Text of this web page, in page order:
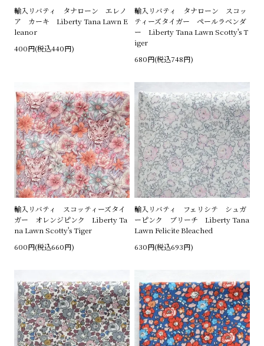
輸入リバティ タナローン エレノ
ア カーキ Liberty Tana Lawn E
leanor
400円(税込440円)
輸入リバティ タナローン スコッ
ティーズタイガー ペールラベンダ
ー Liberty Tana Lawn Scotty's T
iger
680円(税込748円)
輸入リバティ スコッティーズタイ
ガー オレンジピンク Liberty Ta
na Lawn Scotty's Tiger
600円(税込660円)
輸入リバティ フェリシテ シュガ
ーピンク ブリーチ Liberty Tana
Lawn Felicite Bleached
630円(税込693円)